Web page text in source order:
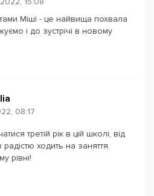
Міші - це найвища похвала
і до зустрічі в новому
08:17
третій рік в цій школі, від
ходить на заняття.
рівні!